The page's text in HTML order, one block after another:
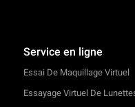
Service en ligne
Essai De Maquillage Virtuel
Essayage Virtuel De